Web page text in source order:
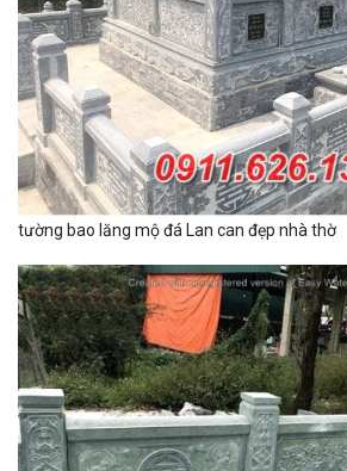
tường bao lăng mộ đá Lan can đẹp nhà thờ